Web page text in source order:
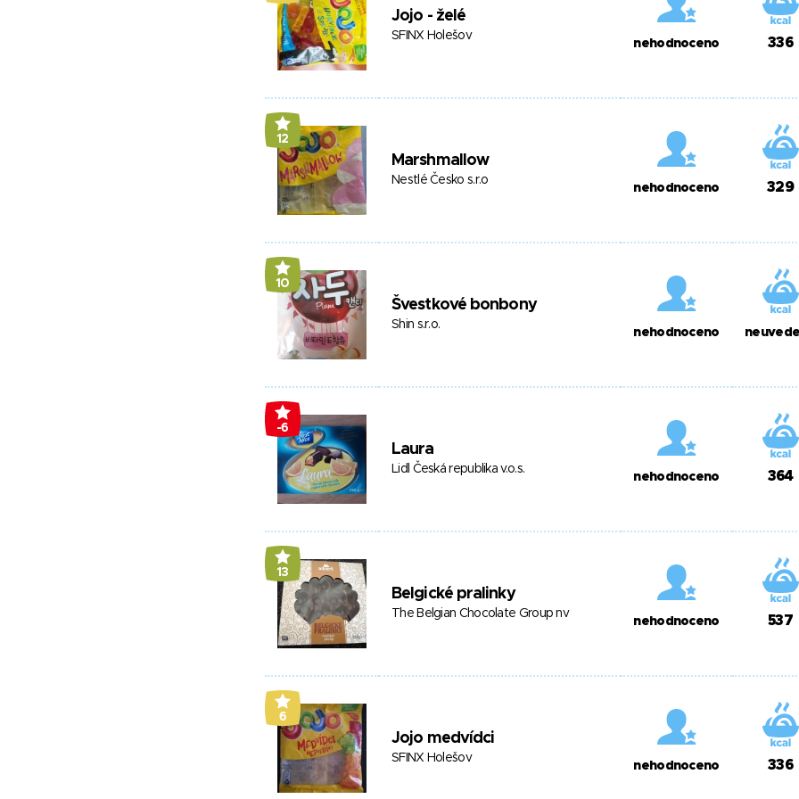
Jojo - želé
SFINX Holešov
nehodnoceno 336
12
Marshmallow
Nestlé Česko s.r.o
nehodnoceno 329
10
Švestkové bonbony
Shin s.r.o.
nehodnoceno
-6
Laura
Lidl Česká republika v.o.s.
nehodnoceno 364
13
Belgické pralinky
The Belgian Chocolate Group nv
nehodnoceno 537
6
Jojo medvídci
SFINX Holešov
nehodnoceno 336